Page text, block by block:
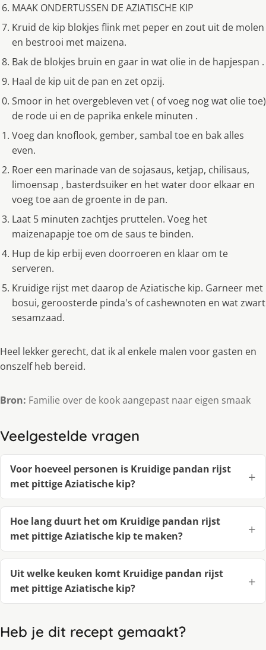
MAAK ONDERTUSSEN DE AZIATISCHE KIP
Kruid de kip blokjes flink met peper en zout uit de molen
en bestrooi met maizena.
Bak de blokjes bruin en gaar in wat olie in de hapjespan .
Haal de kip uit de pan en zet opzĳ.
Smoor in het overgebleven vet ( of voeg nog wat olie toe)
de rode ui en de paprika enkele minuten .
Voeg dan knoflook, gember, sambal toe en bak alles
even.
Roer een marinade van de sojasaus, ketjap, chilisaus,
limoensap , basterdsuiker en het water door elkaar en
voeg toe aan de groente in de pan.
Laat 5 minuten zachtjes pruttelen. Voeg het
maizenapapje toe om de saus te binden.
Hup de kip erbĳ even doorroeren en klaar om te
serveren.
Kruidige rĳst met daarop de Aziatische kip. Garneer met
bosui, geroosterde pinda's of cashewnoten en wat zwart
sesamzaad.
Heel lekker gerecht, dat ik al enkele malen voor gasten en
onszelf heb bereid.
Bron: Familie over de kook aangepast naar eigen smaak
Veelgestelde vragen
Voor hoeveel personen is Kruidige pandan rijst
met pittige Aziatische kip?
Hoe lang duurt het om Kruidige pandan rijst
met pittige Aziatische kip te maken?
Uit welke keuken komt Kruidige pandan rijst
met pittige Aziatische kip?
Heb je dit recept gemaakt?